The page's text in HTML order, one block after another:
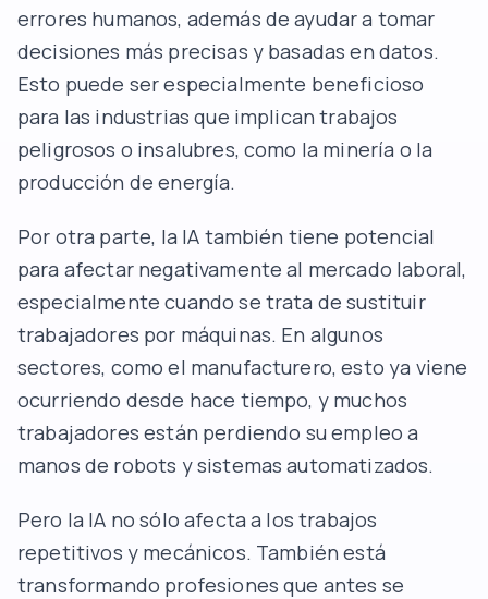
errores humanos, además de ayudar a tomar
decisiones más precisas y basadas en datos.
Esto puede ser especialmente beneficioso
para las industrias que implican trabajos
peligrosos o insalubres, como la minería o la
producción de energía.
Por otra parte, la IA también tiene potencial
para afectar negativamente al mercado laboral,
especialmente cuando se trata de sustituir
trabajadores por máquinas. En algunos
sectores, como el manufacturero, esto ya viene
ocurriendo desde hace tiempo, y muchos
trabajadores están perdiendo su empleo a
manos de robots y sistemas automatizados.
Pero la IA no sólo afecta a los trabajos
repetitivos y mecánicos. También está
transformando profesiones que antes se